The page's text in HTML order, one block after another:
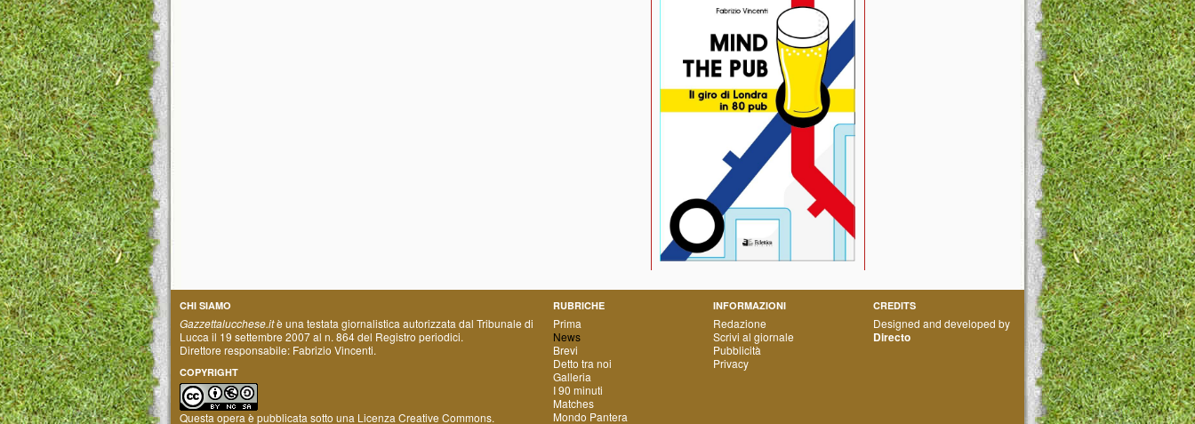
CHI SIAMO
Gazzettalucchese.itè una testata giornalistica autorizzata dal Tribunale di
Lucca il 19 settembre 2007 al n. 864 del Registro periodici.
Direttore responsabile: Fabrizio Vincenti.
COPYRIGHT
Questa opera è pubblicata sotto una Licenza Creative Commons.
RUBRICHE
Prima
News
Brevi
Detto tra noi
Galleria
I 90 minuti
Matches
Mondo Pantera
INFORMAZIONI
Redazione
Scrivi al giornale
Pubblicità
Privacy
CREDITS
Designed and developed by
Directo